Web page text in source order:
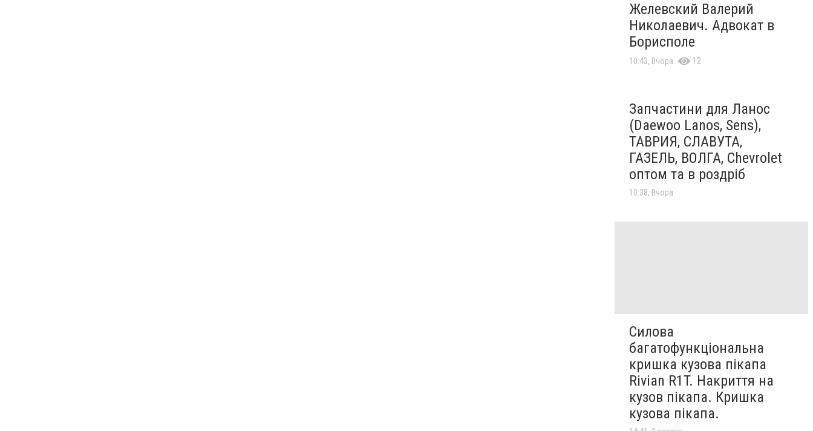
Желевский Валерий
Николаевич. Адвокат в
Борисполе
10:43, Вчора 12
Запчастини для Ланос
(Daewoo Lanos, Sens),
ТАВРИЯ, СЛАВУТА,
ГАЗЕЛЬ, ВОЛГА, Chevrolet
оптом та в роздріб
10:38, Вчора
Силова
багатофункціональна
кришка кузова пікапа
Rivian R1T. Накриття на
кузов пікапа. Кришка
кузова пікапа.